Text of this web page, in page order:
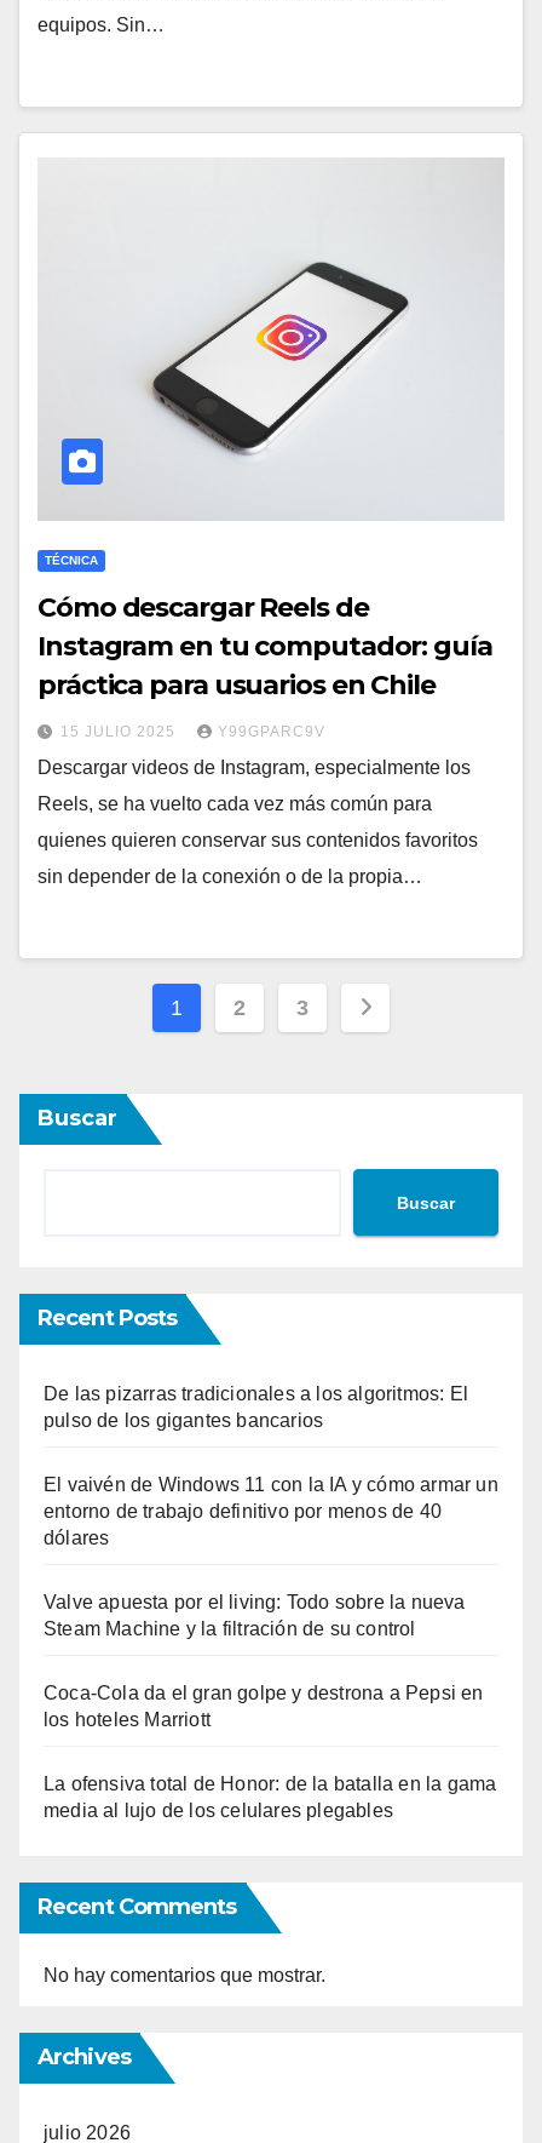
equipos. Sin…
TÉCNICA
Cómo descargar Reels de
Instagram en tu computador: guía
práctica para usuarios en Chile
15 JULIO 2025 Y99GPARC9V
Descargar videos de Instagram, especialmente los
Reels, se ha vuelto cada vez más común para
quienes quieren conservar sus contenidos favoritos
sin depender de la conexión o de la propia…
Paginación
entradas
1 2 3
Buscar
Buscar
Recent Posts
De las pizarras tradicionales a los algoritmos: El
pulso de los gigantes bancarios
El vaivén de Windows 11 con la IA y cómo armar un
entorno de trabajo definitivo por menos de 40
dólares
Valve apuesta por el living: Todo sobre la nueva
Steam Machine y la filtración de su control
Coca-Cola da el gran golpe y destrona a Pepsi en
los hoteles Marriott
La ofensiva total de Honor: de la batalla en la gama
media al lujo de los celulares plegables
Recent Comments
No hay comentarios que mostrar.
Archives
julio 2026